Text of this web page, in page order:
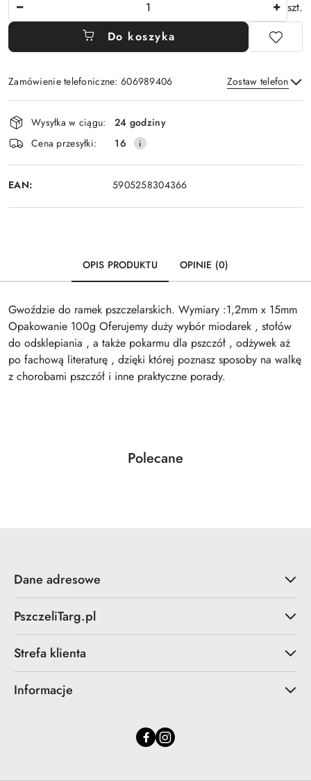
szt.
Do koszyka
Zamówienie telefoniczne: 606989406 Zostaw telefon
Wyślij
Dostępność
i
dostawa
Wysyłka w ciągu:
24 godziny
Cena przesyłki:
16
EAN: 5905258304366
OPIS PRODUKTU OPINIE (0)
Gwoździe do ramek pszczelarskich. Wymiary :1,2mm x 15mm
Opakowanie 100g Oferujemy duży wybór miodarek , stołów
do odsklepiania , a także pokarmu dla pszczół , odżywek aż
po fachową literaturę , dzięki której poznasz sposoby na walkę
z chorobami pszczół i inne praktyczne porady.
Pomiń karuzelę produktów
Produkty
Polecane
Dane adresowe
PszczeliTarg.pl
Strefa klienta
Informacje